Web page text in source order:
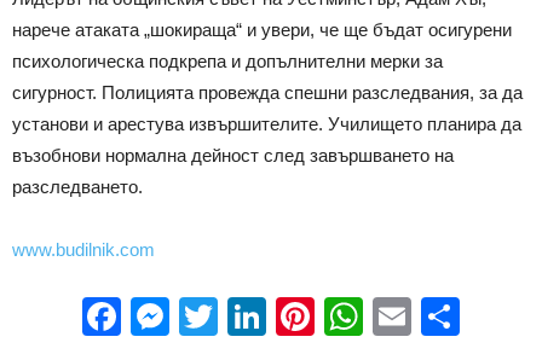
нарече атаката „шокираща“ и увери, че ще бъдат осигурени
психологическа подкрепа и допълнителни мерки за
сигурност. Полицията провежда спешни разследвания, за да
установи и арестува извършителите. Училището планира да
възобнови нормална дейност след завършването на
разследването.
www.budilnik.com
Facebook
Messenger
Twitter
LinkedIn
Pinterest
WhatsApp
Email